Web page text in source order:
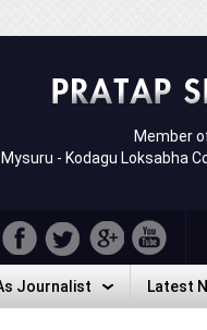
Member
Mysuru - Kodagu Loksabha
As Journalist
Journalist
Latest
Latest